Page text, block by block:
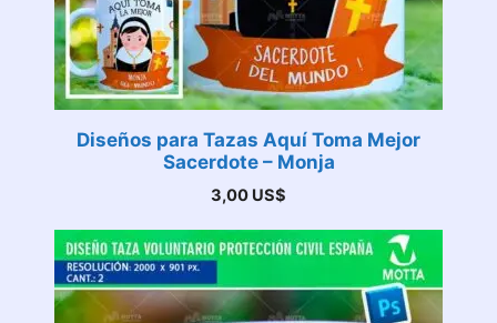
Diseños para Tazas Aquí Toma Mejor
Sacerdote – Monja
3,00 US$